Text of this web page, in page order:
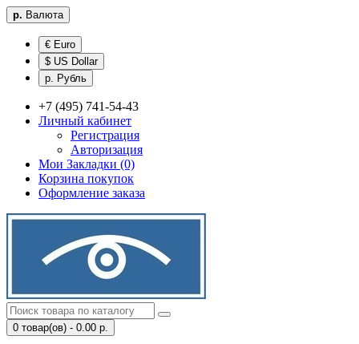
р. Валюта
€ Euro
$ US Dollar
р. Рубль
+7 (495) 741-54-43
Личный кабинет
Регистрация
Авторизация
Мои Закладки (0)
Корзина покупок
Оформление заказа
0 товар(ов) - 0.00 р.